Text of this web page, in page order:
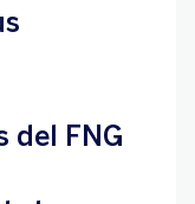
del FNG